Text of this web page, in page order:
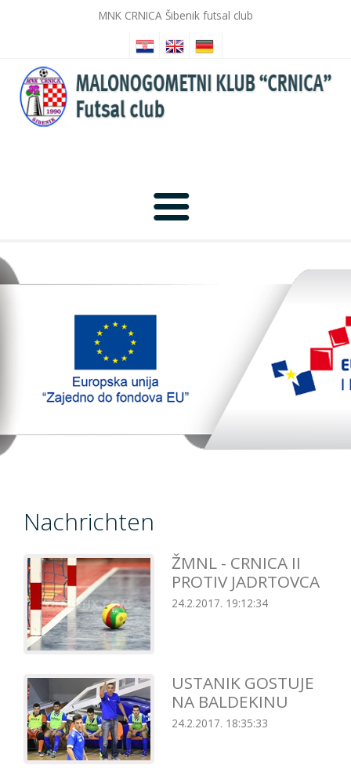
MNK CRNICA Šibenik futsal club
TopTim liga
Nachrichten
ŽMNL - CRNICA II
PROTIV JADRTOVCA
24.2.2017. 19:12:34
USTANIK GOSTUJE
NA BALDEKINU
24.2.2017. 18:35:33